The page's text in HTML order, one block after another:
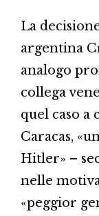
La
argentina
analogo
collega
quel caso a
Caracas,
Hitler» –
nelle
«peggior